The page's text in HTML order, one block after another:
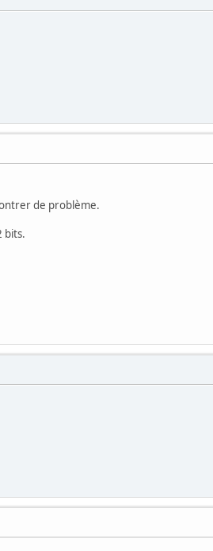
de problème.
bits.